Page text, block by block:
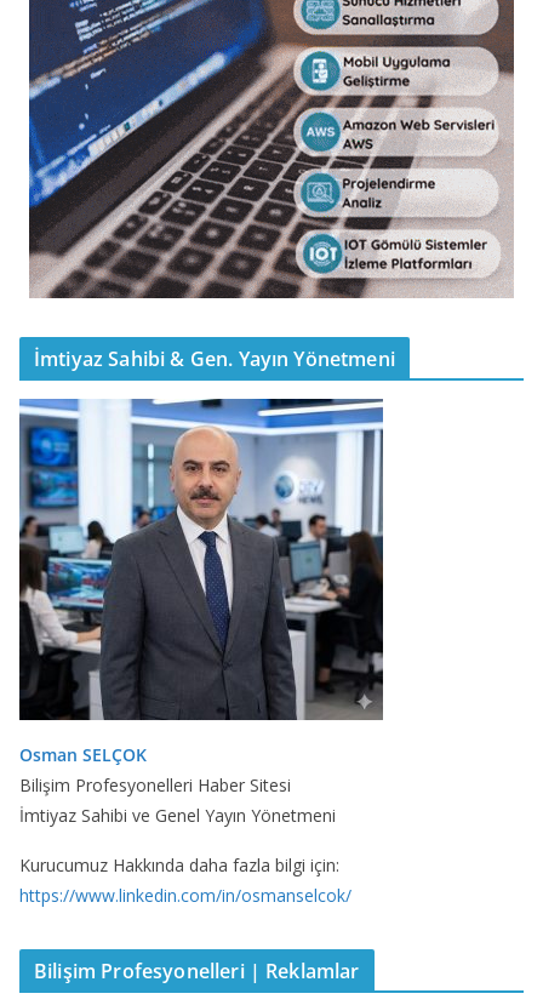
İmtiyaz Sahibi & Gen. Yayın Yönetmeni
Osman SELÇOK
Bilişim Profesyonelleri Haber Sitesi
İmtiyaz Sahibi ve Genel Yayın Yönetmeni
Kurucumuz Hakkında daha fazla bilgi için:
https://www.linkedin.com/in/osmanselcok/
Bilişim Profesyonelleri | Reklamlar